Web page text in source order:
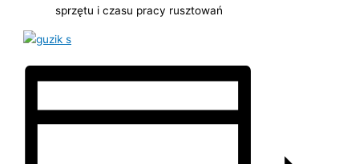
sprzętu i czasu pracy rusztowań